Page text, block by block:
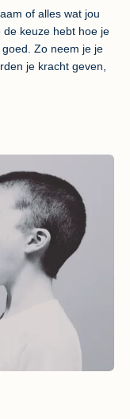
of alles wat jou
keuze hebt hoe je
Zo neem je je
je kracht geven,